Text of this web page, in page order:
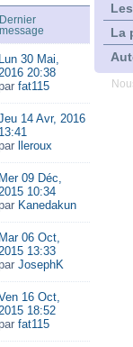
La
Dernier
message
Lun 30 Mai,
20:38
fat115
14 Avr, 2016
13:41
lleroux
Mer 09 Déc,
10:34
Kanedakun
Mar 06 Oct,
13:33
JosephK
16 Oct,
18:52
fat115